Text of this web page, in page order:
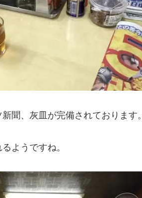
聞、灰皿が完備されております。
ようですね。